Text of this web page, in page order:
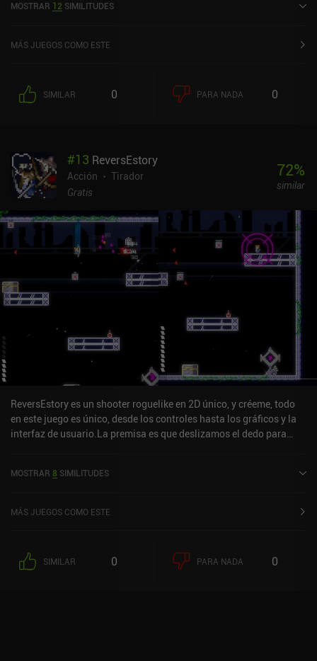
MOSTRAR 12 SIMILITUDES
MÁS JUEGOS COMO ESTE
SIMILAR 0 PARA NADA 0
#13 ReversEstory
Acción
Tirador
Gratis
72%
similar
ReversEstory es un shooter roguelike en 2D único, y créeme, todo
en este juego es único, desde los controles hasta los gráficos y la
interfaz de usuario.La premisa es que deslizamos el dedo para
Al terminar un mapa, podemos seleccionar uno de los dos
aleatoriamente, y seguimos así todo el tiempo que podamos
(del japonés), la monetización es muy relajada, con un par de iAPs
para apoyar al desarrollador, y algunos anuncios aquí y allá.
MOSTRAR 8 SIMILITUDES
MÁS JUEGOS COMO ESTE
SIMILAR 0 PARA NADA 0